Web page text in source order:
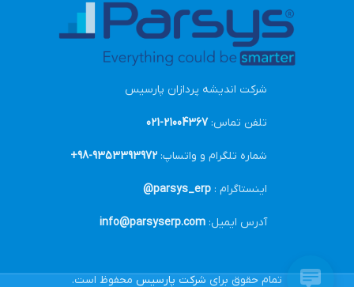
شرکت اندیشه پردازان پارسیس
تلفن تماس:21004367-021
شماره تلگرام و واتساپ: 9353393972-98+
اینستاگرام : parsys_erp@
آدرس ایمیل: info@parsyserp.com
تمام حقوق برای شرکت پارسیس محفوظ است.